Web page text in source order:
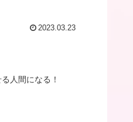
2023.03.23
人間になる！